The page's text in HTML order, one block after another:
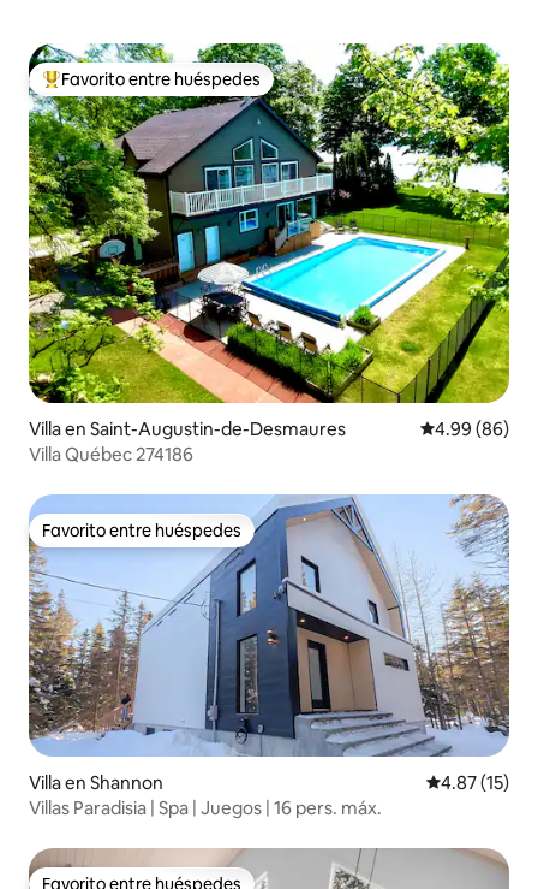
Favorito entre huéspedes preferido
Favorito entre huéspedes
Villa en Saint-Augustin-de-Desmaures Calificación
4.99 (86)
Villa Québec 274186
Favorito entre huéspedes
Favorito entre huéspedes
Villa en Shannon Calificación
4.87 (15)
Villas Paradisia | Spa | Juegos | 16 pers. máx.
Favorito entre huéspedes